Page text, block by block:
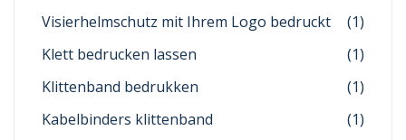
Visierhelmschutz mit Ihrem Logo bedruckt
(1)
Klett bedrucken lassen
(1)
Klittenband bedrukken
(1)
Kabelbinders klittenband
(1)